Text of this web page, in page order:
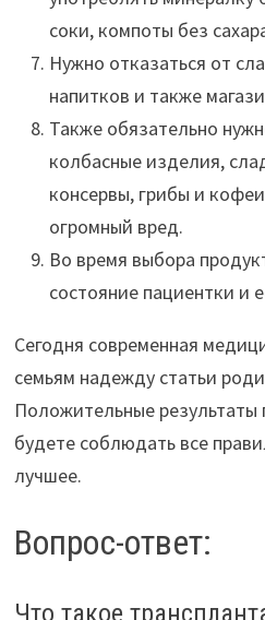
соки, компоты без
Нужно отказаться от
напитков и также
Также обязательно
колбасные изделия,
консервы, грибы и
огромный вред.
Во время выбора
состояние пациентки и
Сегодня современная
семьям надежду статьи
Положительные результаты
будете соблюдать все
лучшее.
Вопрос-ответ:
Что такое